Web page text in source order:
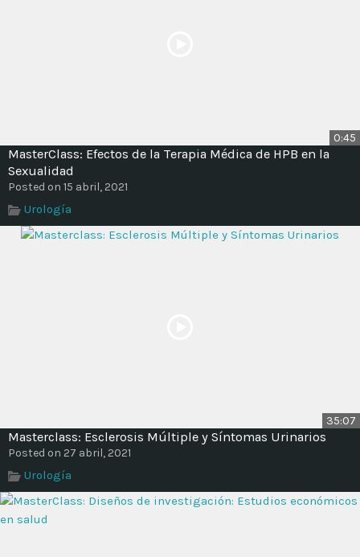
0:45
MasterClass: Efectos de la Terapia Médica de HPB en la
Sexualidad
Posted on 15 abril, 2021
Urología
35:07
Masterclass: Esclerosis Múltiple y Síntomas Urinarios
Posted on 27 abril, 2021
Urología